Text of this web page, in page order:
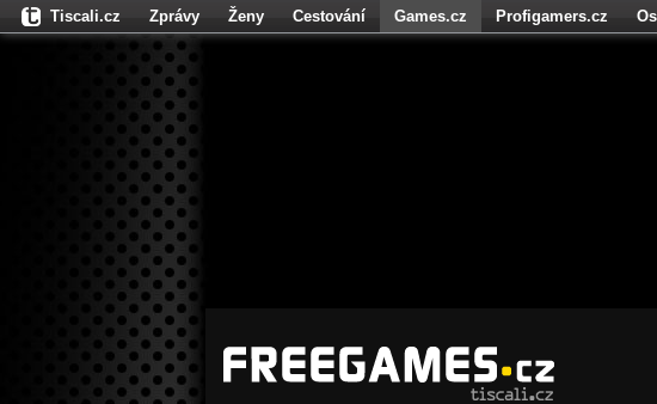
Tiscali.cz Zprávy Ženy Cestování Games.cz Profigamers.cz
Fights.cz